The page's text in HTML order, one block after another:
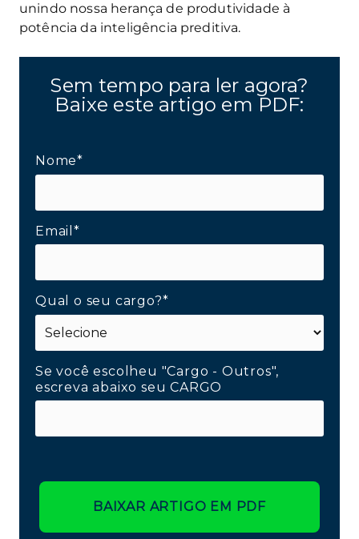
unindo nossa herança de produtividade à
potência da inteligência preditiva.
Sem tempo para ler agora?
Baixe este artigo em PDF:
Nome*
Email*
Qual o seu cargo?*
Se você escolheu "Cargo - Outros",
escreva abaixo seu CARGO
BAIXAR ARTIGO EM PDF